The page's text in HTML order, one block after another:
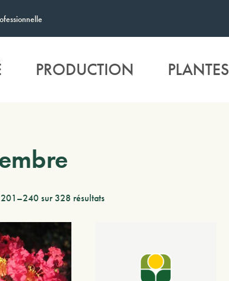
PRODUCTION PLANTES
sur 328 résultats